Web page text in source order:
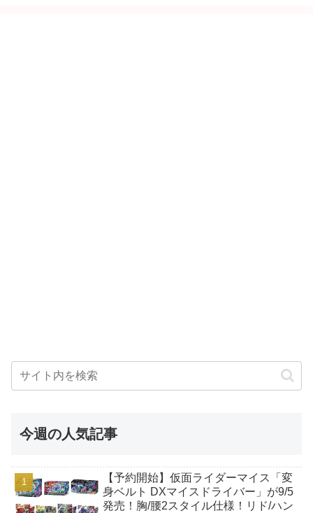
今週の人気記事
【予約開始】仮面ライダーマイス「変
身ベルト DXマイスドライバー」が9/5
発売！胸/腰2スタイル仕様！リド/ハン